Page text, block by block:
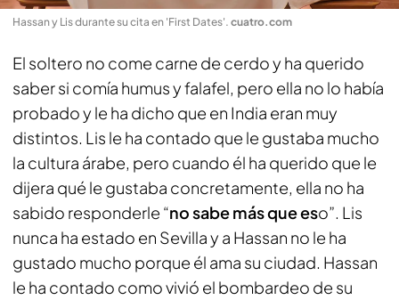
Hassan y Lis durante su cita en 'First Dates'. cuatro.com
El soltero no come carne de cerdo y ha querido
saber si comía humus y falafel, pero ella no lo había
probado y le ha dicho que en India eran muy
distintos. Lis le ha contado que le gustaba mucho
la cultura árabe, pero cuando él ha querido que le
dijera qué le gustaba concretamente, ella no ha
sabido responderle “no sabe más que eso”. Lis
nunca ha estado en Sevilla y a Hassan no le ha
gustado mucho porque él ama su ciudad. Hassan
le ha contado como vivió el bombardeo de su